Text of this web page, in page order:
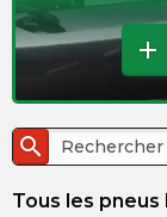
add
search
Tous les